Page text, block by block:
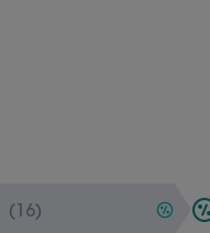
(16)